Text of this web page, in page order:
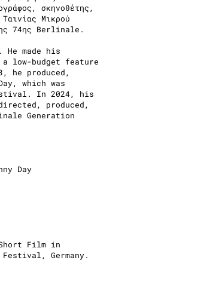
σκηνοθέτης,
Μικρού
74ης Berlinale.
He made his
low-budget feature
produced,
which was
In 2024, his
produced,
Generation
Day
Film in
Germany.